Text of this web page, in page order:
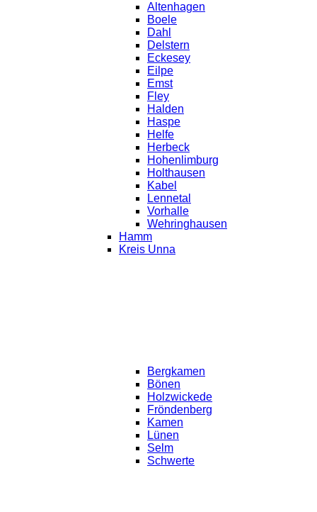
Altenhagen
Boele
Dahl
Delstern
Eckesey
Eilpe
Emst
Fley
Halden
Haspe
Helfe
Herbeck
Hohenlimburg
Holthausen
Kabel
Lennetal
Vorhalle
Wehringhausen
Hamm
Kreis Unna
Bergkamen
Bönen
Holzwickede
Fröndenberg
Kamen
Lünen
Selm
Schwerte